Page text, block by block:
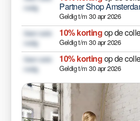
nodig
Partner Shop
Geldig t/m 30 apr 2026
Geen code
nodig
10% kortingop de
Geldig t/m 30 apr 2026
Geen code
nodig
10% kortingop de
Geldig t/m 30 apr 2026